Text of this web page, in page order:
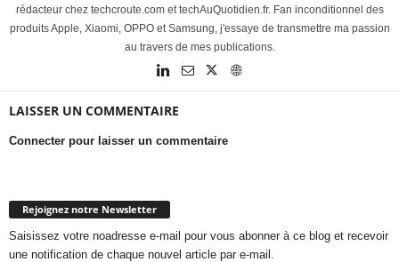
rédacteur chez techcroute.com et techAuQuotidien.fr. Fan inconditionnel des
produits Apple, Xiaomi, OPPO et Samsung, j'essaye de transmettre ma passion
au travers de mes publications.
LAISSER UN COMMENTAIRE
Connecter pour laisser un commentaire
Rejoignez notre Newsletter
Saisissez votre noadresse e-mail pour vous abonner à ce blog et recevoir
une notification de chaque nouvel article par e-mail.